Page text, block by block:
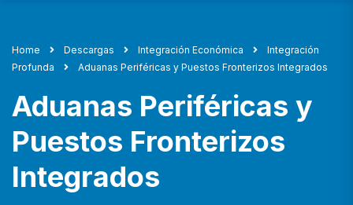
Home Descargas Integración Económica
Integración
Profunda
Aduanas Periféricas y Puestos Fronterizos Integrados
Aduanas Periféricas y
Puestos Fronterizos
Integrados